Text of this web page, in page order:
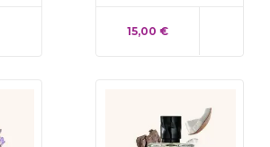
KAINA
15,00 €